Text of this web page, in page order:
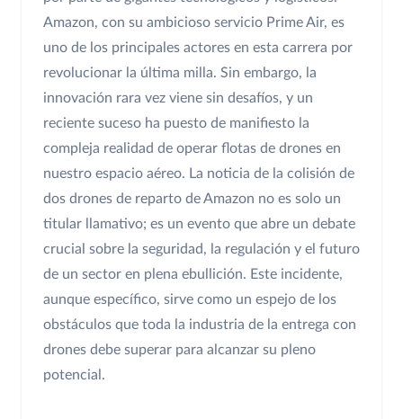
Amazon, con su ambicioso servicio Prime Air, es
uno de los principales actores en esta carrera por
revolucionar la última milla. Sin embargo, la
innovación rara vez viene sin desafíos, y un
reciente suceso ha puesto de manifiesto la
compleja realidad de operar flotas de drones en
nuestro espacio aéreo. La noticia de la colisión de
dos drones de reparto de Amazon no es solo un
titular llamativo; es un evento que abre un debate
crucial sobre la seguridad, la regulación y el futuro
de un sector en plena ebullición. Este incidente,
aunque específico, sirve como un espejo de los
obstáculos que toda la industria de la entrega con
drones debe superar para alcanzar su pleno
potencial.